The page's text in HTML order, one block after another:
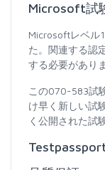
Microsoft試
Microsoftレベル
た。関連する認
する必要があり
この070-583試
け早く新しい試
く公開された試